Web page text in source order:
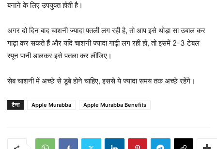
बनाने के लिए उपयुक्त होती है।
अगर दो दिन बाद चाशनी ज्यादा पतली लग रही है, तो आप इसे थोड़ा सा उबाल कर
गाढ़ा कर सकते हैं और यदि चाशनी ज्यादा गाढ़ी लग रही हो, तो इसमें 2-3 टेबल
स्पून पानी डालकर इसे पतला कर लीजिए।
सेब चाशनी में अच्छे से डूबे होने चाहिए, इससे ये ज्यादा समय तक अच्छे रहेंगे।
टैग्स Apple Murabba Apple Murabba Benefits